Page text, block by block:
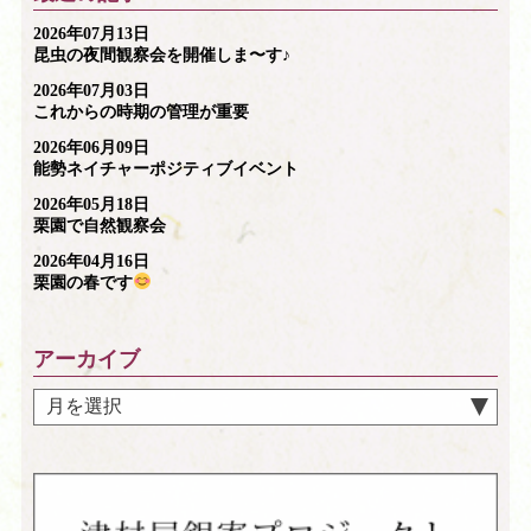
2026年07月13日
昆虫の夜間観察会を開催しま〜す♪
2026年07月03日
これからの時期の管理が重要
2026年06月09日
能勢ネイチャーポジティブイベント
2026年05月18日
栗園で自然観察会
2026年04月16日
栗園の春です
アーカイブ